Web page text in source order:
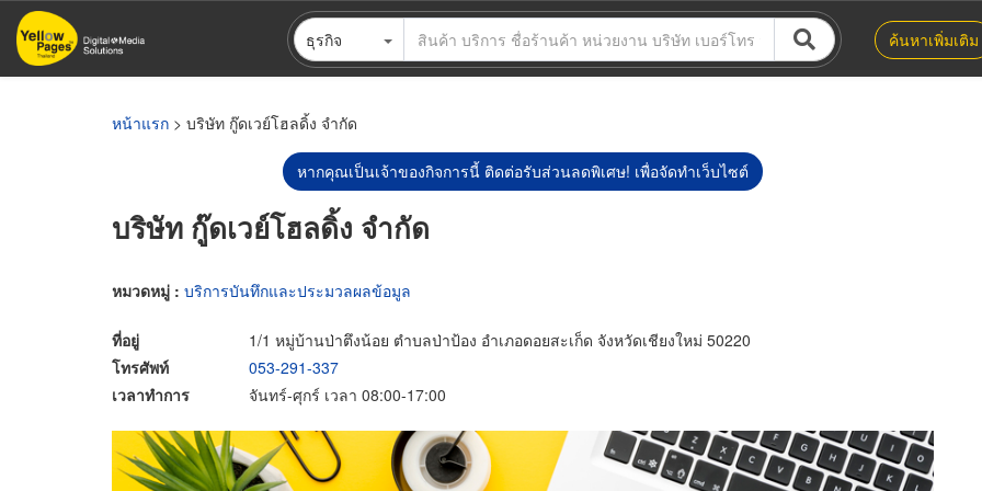
ข้าม
ไป
ธุรกิจ ค้นหาเพิ่มเติม
หน้าแรก > บริษัท กู๊ดเวย์โฮลดิ้ง จำกัด
หากคุณเป็นเจ้าของกิจการนี้ ติดต่อรับส่วนลดพิเศษ! เพื่อจัดทำเว็บไซต์
บริษัท กู๊ดเวย์โฮลดิ้ง จำกัด
หมวดหมู่ : บริการบันทึกและประมวลผลข้อมูล
ที่อยู่
1/1 หมู่บ้านป่าตึงน้อย ตำบลป่าป้อง อำเภอดอยสะเก็ด จังหวัดเชียงใหม่ 50220
โทรศัพท์
053-291-337
เวลาทำการ
จันทร์-ศุกร์ เวลา 08:00-17:00